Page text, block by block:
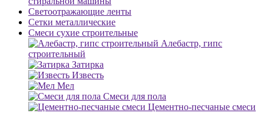
Светоотражающие ленты
Сетки металлические
Смеси сухие строительные
Алебастр, гипс
строительный
Затирка
Известь
Мел
Смеси для пола
Цементно-песчаные смеси